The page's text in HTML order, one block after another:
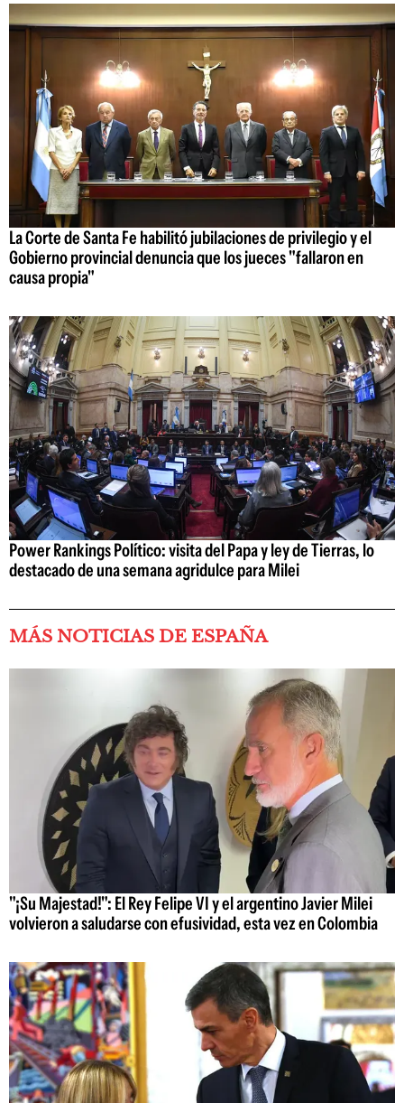
La Corte de Santa Fe habilitó jubilaciones de privilegio y el
Gobierno provincial denuncia que los jueces "fallaron en
causa propia"
Power Rankings Político: visita del Papa y ley de Tierras, lo
destacado de una semana agridulce para Milei
MÁS NOTICIAS DE ESPAÑA
"¡Su Majestad!": El Rey Felipe VI y el argentino Javier Milei
volvieron a saludarse con efusividad, esta vez en Colombia